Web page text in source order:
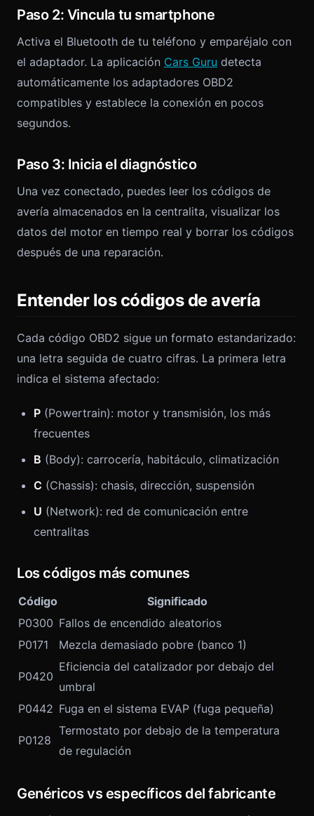
Paso 2: Vincula tu smartphone
Activa el Bluetooth de tu teléfono y emparéjalo con
el adaptador. La aplicación Cars Guru detecta
automáticamente los adaptadores OBD2
compatibles y establece la conexión en pocos
segundos.
Paso 3: Inicia el diagnóstico
Una vez conectado, puedes leer los códigos de
avería almacenados en la centralita, visualizar los
datos del motor en tiempo real y borrar los códigos
después de una reparación.
Entender los códigos de avería
Cada código OBD2 sigue un formato estandarizado:
una letra seguida de cuatro cifras. La primera letra
indica el sistema afectado:
P (Powertrain): motor y transmisión, los más
frecuentes
B (Body): carrocería, habitáculo, climatización
C (Chassis): chasis, dirección, suspensión
U (Network): red de comunicación entre
centralitas
Los códigos más comunes
Código
Significado
P0300 Fallos de encendido aleatorios
P0171
Mezcla demasiado pobre (banco 1)
P0420
Eficiencia del catalizador por debajo del
umbral
P0442 Fuga en el sistema EVAP (fuga pequeña)
P0128
Termostato por debajo de la temperatura
de regulación
Genéricos vs específicos del fabricante